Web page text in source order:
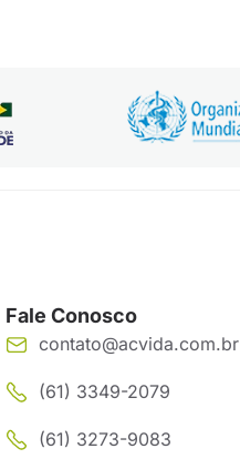
Fale Conosco
contato@acvida.com.br
(61) 3349-2079
(61) 3273-9083